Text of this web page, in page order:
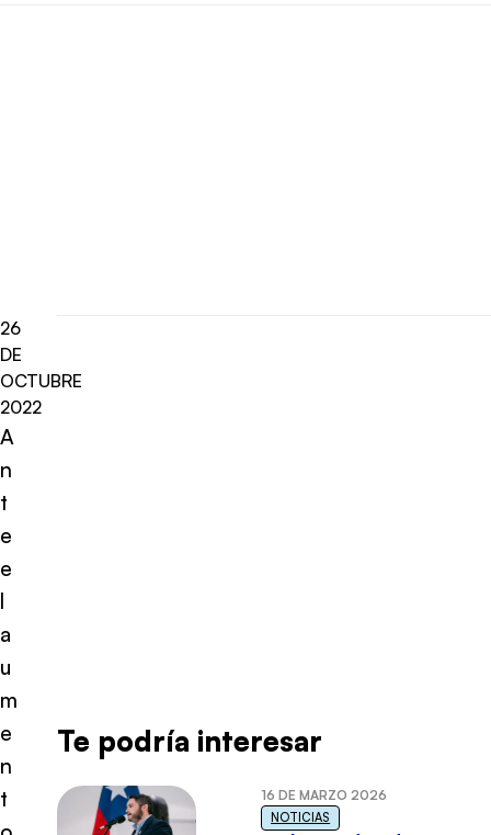
26
DE
OCTUBRE
2022
A
n
t
e
e
l
a
u
m
e
n
t
Te podría interesar
16 DE MARZO 2026
NOTICIAS